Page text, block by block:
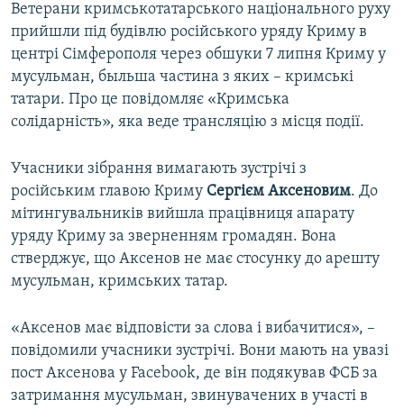
Ветерани кримськотатарського національного руху
прийшли під будівлю російського уряду Криму в
центрі Сімферополя через обшуки 7 липня Криму у
мусульман, быльша частина з яких – кримські
татари. Про це повідомляє «Кримська
солідарність», яка веде трансляцію з місця події.
Учасники зібрання вимагають зустрічі з
російським главою Криму Сергієм Аксеновим. До
мітингувальників вийшла працівниця апарату
уряду Криму за зверненням громадян. Вона
стверджує, що Аксенов не має стосунку до арешту
мусульман, кримських татар.
«Аксенов має відповісти за слова і вибачитися», –
повідомили учасники зустрічі. Вони мають на увазі
пост Аксенова у Facebook, де він подякував ФСБ за
затримання мусульман, звинувачених в участі в